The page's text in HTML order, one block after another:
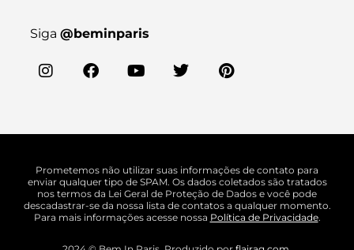
Siga @beminparis
Prometemos não utilizar suas informações de contato para
enviar qualquer tipo de SPAM. Os dados coletados são tratados
nos termos da Lei Geral de Proteção de Dados e você pode
descadastrar-se da nossa lista de contatos a qualquer momento.
Para mais informações acesse nossa Política de Privacidade.